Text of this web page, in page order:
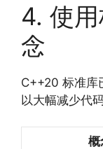
4. 使
念
C++20 标准库
以大幅减少代码
概